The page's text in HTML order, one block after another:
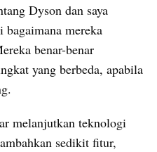
Dyson dan saya
bagaimana mereka
benar-benar
yang berbeda, apabila
melanjutkan teknologi
sedikit fitur,